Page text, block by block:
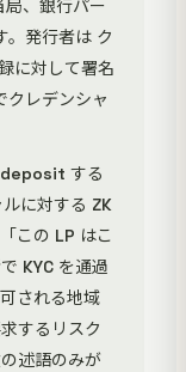
局、銀行パー
。発行者は ク
に対して署名
クレデンシャ
deposit する
に対する ZK
この LP はこ
KYC を通過
される地域
するリスク
述語のみが